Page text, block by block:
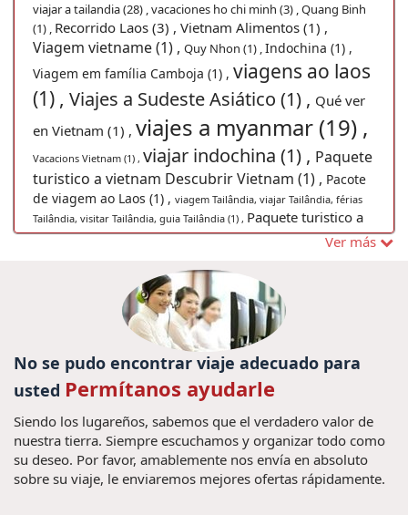
viajar a tailandia (28) ,vacaciones ho chi minh (3) ,Quang Binh
(1) , Recorrido Laos (3) , Vietnam Alimentos (1) ,
Viagem vietname (1) , Quy Nhon (1) ,Indochina (1) ,
Viagem em família Camboja (1) , viagens ao laos
(1) , Viajes a Sudeste Asiático (1) , Qué ver
en Vietnam (1) , viajes a myanmar (19) ,
Vacacions Vietnam (1) , viajar indochina (1) , Paquete
turistico a vietnam Descubrir Vietnam (1) , Pacote
de viagem ao Laos (1) , viagem Tailândia, viajar Tailândia, férias
Tailândia, visitar Tailândia, guia Tailândia (1) , Paquete turistico a
Consejos
de viajes Vietnam (1) ,Turismo en Tailandia (11) ,
Consejos viaje a Camboya (4) ,
Gastronomia de Myanmar (1) ,
Sapa (1) ,Viajes en familia a Laos (5) ,visitar no Vietname
(1) ,Barrio antiguo de Hanoi (2) ,
Viagem barata para Myanmar (1)
,Viagens ao Vietna (1) , Travel to Laos (1) , Cruzeiros
em Halong Bay (1) ,Visitar Laos (3) , Filme
Ver más
No se pudo encontrar viaje adecuado para
usted Permítanos ayudarle
Siendo los lugareños, sabemos que el verdadero valor de
nuestra tierra. Siempre escuchamos y organizar todo como
su deseo. Por favor, amablemente nos envía en absoluto
sobre su viaje, le enviaremos mejores ofertas rápidamente.